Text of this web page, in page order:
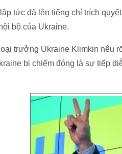
tức đã lên tiếng chỉ trích
bộ của Ukraine.
trưởng Ukraine Klimkin nêu
bị chiếm đóng là sự tiếp